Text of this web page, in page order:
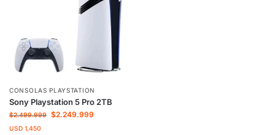
CONSOLAS PLAYSTATION
Sony Playstation 5 Pro 2TB
$2.499.999 $2.249.999
USD 1,450